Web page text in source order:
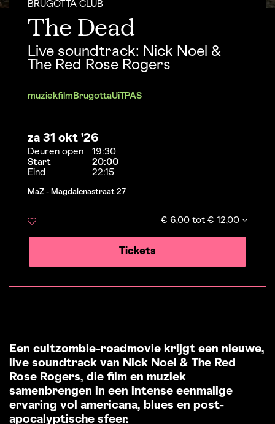
The Dead
Live soundtrack: Nick Noel &
The Red Rose Rogers
BRUGOTTA CLUB
muziekfilm BrugottaUiTPAS
za 31 okt '26
Deuren open
19:30
Start
20:00
Eind
22:15
MaZ - Magdalenastraat 27
€ 6,00 tot € 12,00
Tickets
Een cultzombie-roadmovie krijgt een nieuwe,
live soundtrack van Nick Noel & The Red
Rose Rogers, die film en muziek
samenbrengen in een intense eenmalige
ervaring vol americana, blues en post-
apocalyptische sfeer.